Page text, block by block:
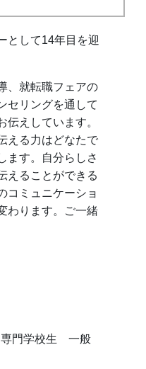
として14年目を迎
、就転職フェアの
セリングを通して
伝えしています。
える力はどなたで
ます。自分らしさ
えることができる
コミュニケーショ
わります。ご一緒
門学校生 一般